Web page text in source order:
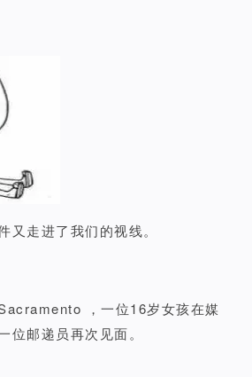
又走进了我们的视线。
， 一位16岁女孩在媒
位邮递员再次见面。